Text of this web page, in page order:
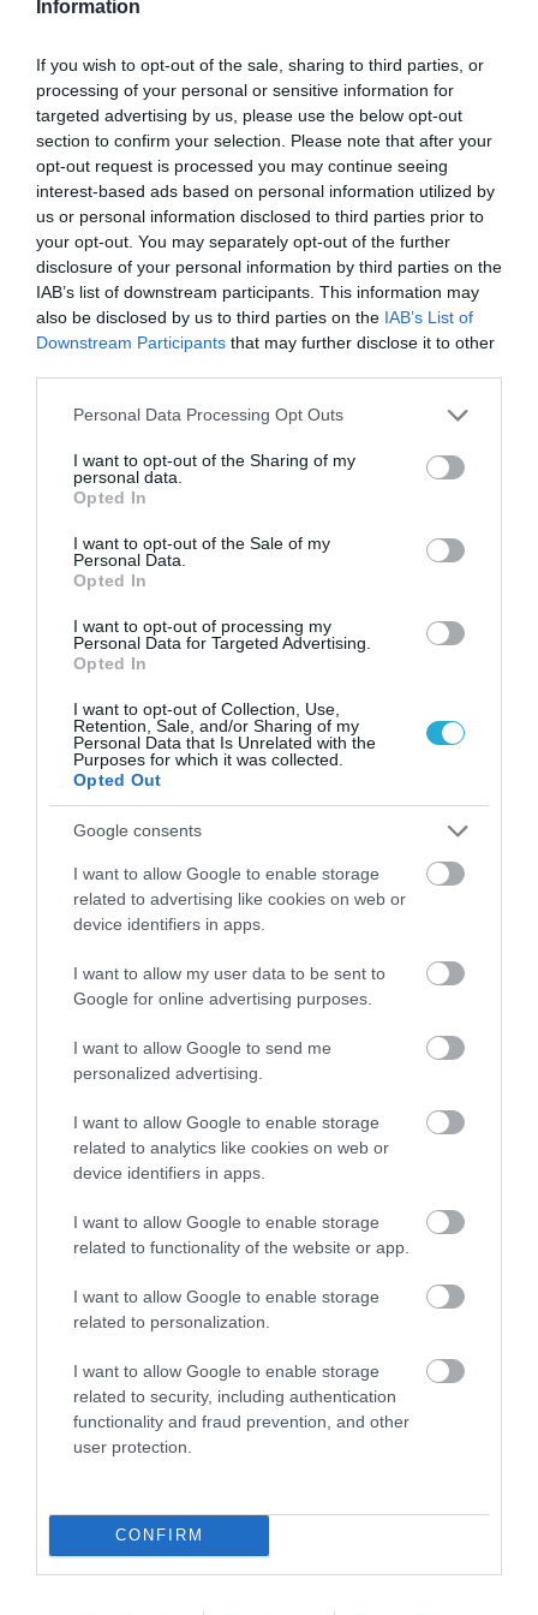
Information
If you wish to opt-out of the sale, sharing to third parties, or
processing of your personal or sensitive information for
targeted advertising by us, please use the below opt-out
section to confirm your selection. Please note that after your
opt-out request is processed you may continue seeing
interest-based ads based on personal information utilized by
us or personal information disclosed to third parties prior to
your opt-out. You may separately opt-out of the further
disclosure of your personal information by third parties on the
IAB’s list of downstream participants. This information may
also be disclosed by us to third parties on the IAB’s List of
Downstream Participants that may further disclose it to other
Please note that this website/app uses one or more Google
not limited to your visit or usage behaviour. You may click to
grant or deny consent to Google and its third-party tags to
use your data for below specified purposes in below Google
consent section.
Personal Data Processing Opt Outs
I want to opt-out of the Sharing of my
personal data.
Opted In
I want to opt-out of the Sale of my
Personal Data.
Opted In
I want to opt-out of processing my
Personal Data for Targeted Advertising.
Opted In
I want to opt-out of Collection, Use,
Retention, Sale, and/or Sharing of my
Personal Data that Is Unrelated with the
Purposes for which it was collected.
Opted Out
Google consents
I want to allow Google to enable storage
related to advertising like cookies on web or
device identifiers in apps.
I want to allow my user data to be sent to
Google for online advertising purposes.
I want to allow Google to send me
personalized advertising.
I want to allow Google to enable storage
related to analytics like cookies on web or
device identifiers in apps.
I want to allow Google to enable storage
related to functionality of the website or app.
I want to allow Google to enable storage
related to personalization.
I want to allow Google to enable storage
related to security, including authentication
functionality and fraud prevention, and other
user protection.
CONFIRM
που έχουν γίνει από μεμονωμένες εταιρείες
και δεν αφορούν το σύνολο των εταιρειών
που παράγουν ή εμπορεύονται τα
συγκεκριμένα αγαθά. Ανατιμήσεις που
αναμένεται να περάσουν σταδιακά στα ράφια
των σούπερ ανάλογα με τα αποθέματα που
έχουν στις αποθήκες τους. Όπως
επισημαίνει στέλεχος γνωστής αλυσίδας
σούπερ μάρκετ «σχεδόν καθημερινά οι
βιομηχανίες τροφίμων και άλλων προϊόντων
μα στέλνουν ανατιμημένους
τιμοκαταλόγους. Πλέον μετά από τόσους
μήνες ενεργειακής κρίσης έχουν λιγοστέψει
τα περιθώρια για να μπορέσουμε να
απορροφήσουμε έστω και ένα μικρό
ποσοστό των ανατιμήσεων». Οι αλλαγές των
τιμών στα ράφια των σούπερ μάρκετ
πραγματοποιούνται σχεδόν σε καθημερινή
βάση, με στελέχη του λιανεμπορίου να
επισημαίνουν ότι το φθινόπωρο θα
υπάρξουν και νέες ανατιμήσεις.
Ακολουθήστε τοfoodlife.gr στο Google
TAGS: ΑΝΑΤΙΜΗΣΕΙΣ ΤΟΝ ΑΥΓΟΥΣΤΟ
ΠΕΡΙΣΣΟΤΕΡA
06.08.2026